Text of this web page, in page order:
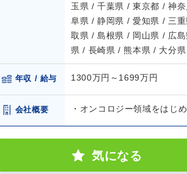
玉県 / 千葉県 / 東京都 / 神
阜県 / 静岡県 / 愛知県 / 三
取県 / 島根県 / 岡山県 / 広
県 / 長崎県 / 熊本県 / 大分
年収 / 給与 1300万円～1699万円
会社概要 ・オンコロジー領域をはじ
気になる